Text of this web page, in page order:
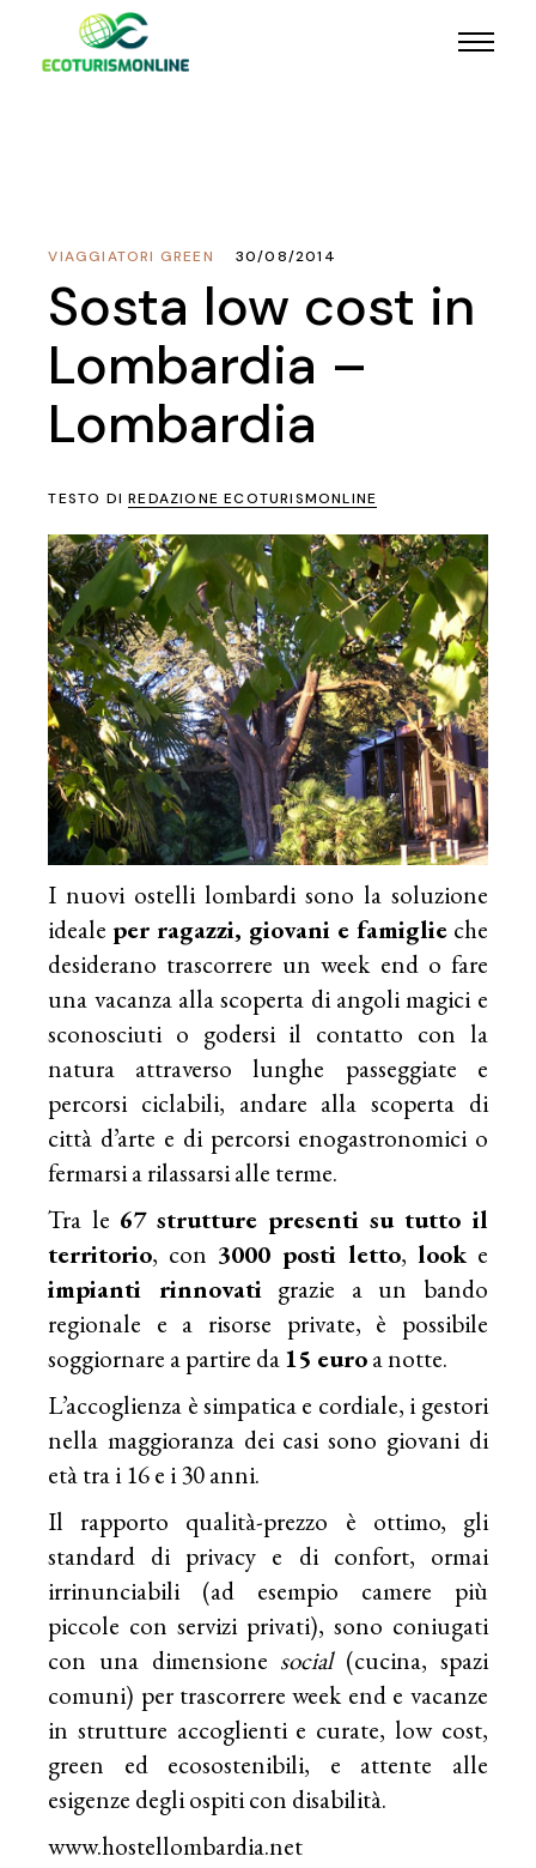
VIAGGIATORI GREEN 30/08/2014
Sosta low cost in
Lombardia –
Lombardia
TESTO DIREDAZIONE ECOTURISMONLINE
I nuovi ostelli lombardi sono la soluzione
ideale per ragazzi, giovani e famiglieche
desiderano trascorrere un week end o fare
una vacanza alla scoperta di angoli magici e
sconosciuti o godersi il contatto con la
natura attraverso lunghe passeggiate e
percorsi ciclabili, andare alla scoperta di
città d’arte e di percorsi enogastronomici o
fermarsi a rilassarsi alle terme.
Tra le 67 strutture presenti su tutto il
territorio, con 3000 posti letto, looke
impianti rinnovatigrazie a un bando
regionale e a risorse private, è possibile
soggiornare a partire da15 euroa notte.
L’accoglienza è simpatica e cordiale, i gestori
nella maggioranza dei casi sono giovani di
età tra i 16 e i 30 anni.
Il rapporto qualità-prezzo è ottimo, gli
standard di privacy e di confort, ormai
irrinunciabili (ad esempio camere più
piccole con servizi privati), sono coniugati
con una dimensione social(cucina, spazi
comuni) per trascorrere week end e vacanze
in strutture accoglienti e curate, low cost,
green ed ecosostenibili, e attente alle
esigenze degli ospiti con disabilità.
www.hostellombardia.net